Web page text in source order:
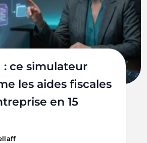
: ce simulateur
les aides fiscales
en 15